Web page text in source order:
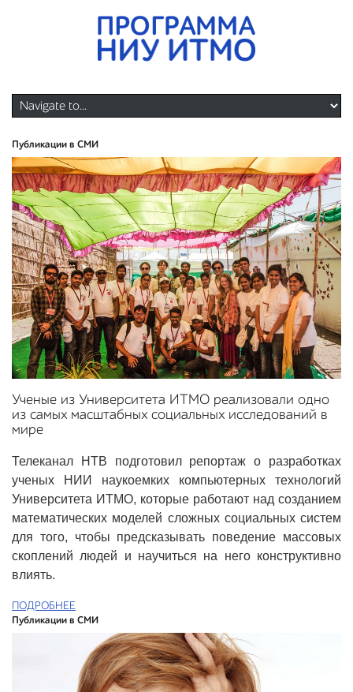
Публикации в СМИ
Ученые из Университета ИТМО реализовали одно
из самых масштабных социальных исследований в
мире
Телеканал НТВ подготовил репортаж о разработках
ученых НИИ наукоемких компьютерных технологий
Университета ИТМО, которые работают над созданием
математических моделей сложных социальных систем
для того, чтобы предсказывать поведение массовых
скоплений людей и научиться на него конструктивно
влиять.
ПОДРОБНЕЕ
Публикации в СМИ